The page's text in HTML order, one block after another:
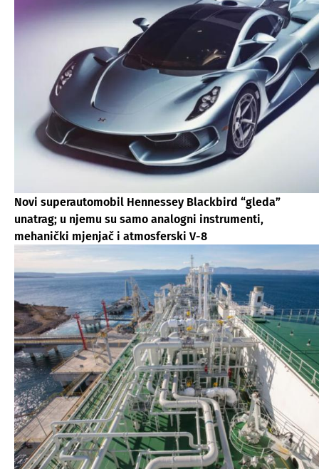
Novi superautomobil Hennessey Blackbird “gleda”
unatrag; u njemu su samo analogni instrumenti,
mehanički mjenjač i atmosferski V-8